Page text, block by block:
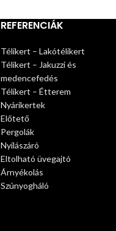
REFERENCIÁK
Télikert – Lakótélikert
Télikert – Jakuzzi és
medencefedés
Télikert – Étterem
Nyárikertek
Előtető
Pergolák
Nyílászáró
Eltolható üvegajtó
Árnyékolás
Szúnyogháló